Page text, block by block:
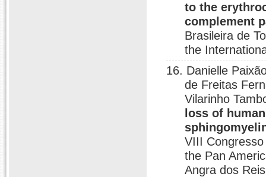
to the
complement
Brasileira de
the
16. Danielle
de Freitas
Vilarinho
loss of
VIII
the Pan
Angra dos